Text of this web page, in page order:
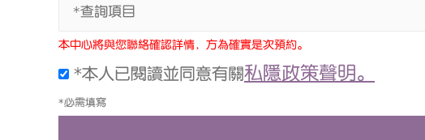
*查詢項目
本中心將與您聯絡確認詳情，方為確實是次預約。
*本人已閱讀並同意有關私隱政策聲明。
*必需填寫